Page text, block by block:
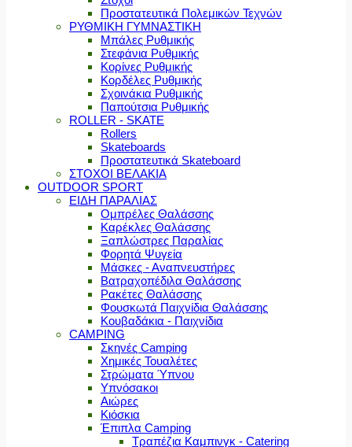
Προστατευτικά Πολεμικών Τεχνών
ΡΥΘΜΙΚΗ ΓΥΜΝΑΣΤΙΚΗ
Μπάλες Ρυθμικής
Στεφάνια Ρυθμικής
Κορίνες Ρυθμικής
Κορδέλες Ρυθμικής
Σχοινάκια Ρυθμικής
Παπούτσια Ρυθμικής
ROLLER - SKATE
Rollers
Skateboards
Προστατευτικά Skateboard
ΣΤΟΧΟΙ ΒΕΛΑΚΙΑ
OUTDOOR SPORT
ΕΙΔΗ ΠΑΡΑΛΙΑΣ
Ομπρέλες Θαλάσσης
Καρέκλες Θαλάσσης
Ξαπλώστρες Παραλίας
Φορητά Ψυγεία
Μάσκες - Αναπνευστήρες
Βατραχοπέδιλα Θαλάσσης
Ρακέτες Θαλάσσης
Φουσκωτά Παιχνίδια Θαλάσσης
Κουβαδάκια - Παιχνίδια
CAMPING
Σκηνές Camping
Χημικές Τουαλέτες
Στρώματα Ύπνου
Υπνόσακοι
Αιώρες
Κιόσκια
Έπιπλα Camping
Τραπέζια Καμπινγκ - Catering